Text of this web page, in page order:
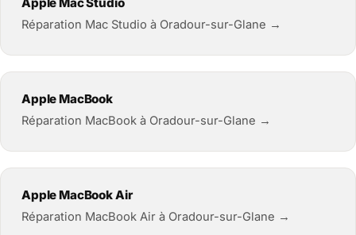
Réparation Mac Studio à Oradour-sur-Glane →
Apple MacBook
Réparation MacBook à Oradour-sur-Glane →
Apple MacBook Air
Réparation MacBook Air à Oradour-sur-Glane →